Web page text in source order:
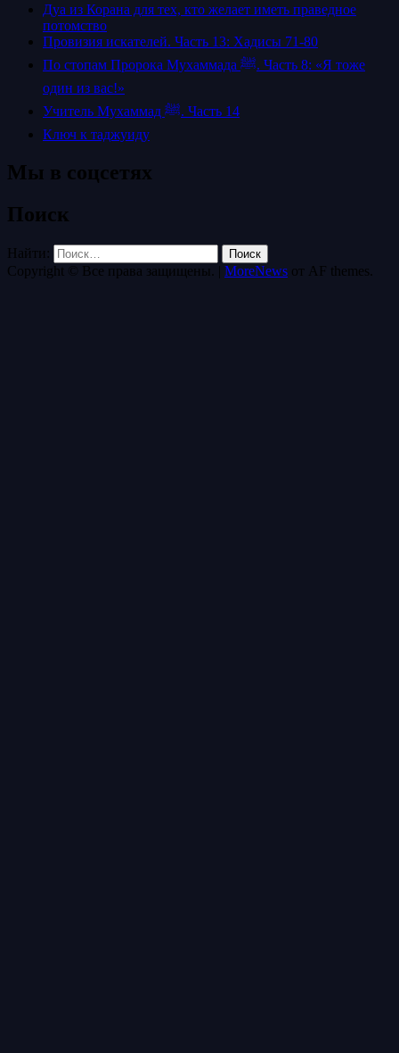
Дуа из Корана для тех, кто желает иметь праведное
потомство
Провизия искателей. Часть 13: Хадисы 71-80
По стопам Пророка Мухаммада ﷺ. Часть 8: «Я тоже
один из вас!»
Учитель Мухаммад ﷺ. Часть 14
Ключ к таджуиду
Мы в соцсетях
Поиск
Найти:
Copyright © Все права защищены. | MoreNews от AF themes.